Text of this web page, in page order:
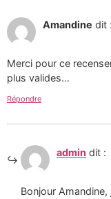
Amandine dit :
Merci pour ce
plus valides…
Répondre
admin dit :
Bonjour Amandine,